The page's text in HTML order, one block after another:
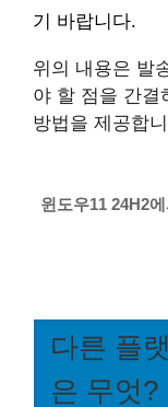
기 바랍니다.
위의 내용은 발
야 할 점을 간결
방법을 제공합
윈도우11 24H2
다른 플
은 무엇?